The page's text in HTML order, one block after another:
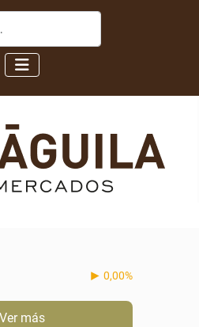
0,00%
Ver más